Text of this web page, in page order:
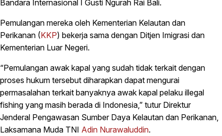
Bandara Internasional I Gusti Ngurah Rai Bali.
Pemulangan mereka oleh Kementerian Kelautan dan
Perikanan (KKP) bekerja sama dengan Ditjen Imigrasi dan
Kementerian Luar Negeri.
“Pemulangan awak kapal yang sudah tidak terkait dengan
proses hukum tersebut diharapkan dapat mengurai
permasalahan terkait banyaknya awak kapal pelaku illegal
fishing yang masih berada di Indonesia,” tutur Direktur
Jenderal Pengawasan Sumber Daya Kelautan dan Perikanan,
Laksamana Muda TNI Adin Nurawaluddin.